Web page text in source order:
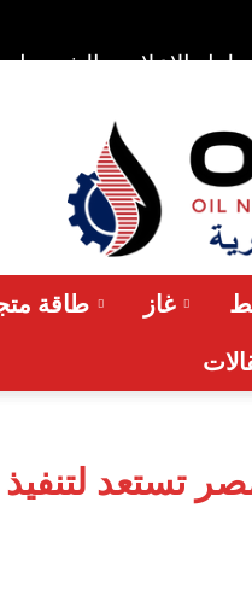
الشروط حلول الإعلان
ONA™
NEWS
/
أونا
الاخبارية
غاز طاقة